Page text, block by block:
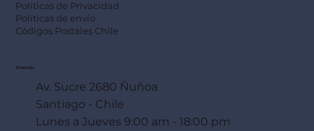
Políticas de Privacidad
Políticas de envío
Códigos Postales Chile
Dirección
Av. Sucre 2680 Ñuñoa
Santiago - Chile
Lunes a Jueves 9:00 am - 18:00 pm